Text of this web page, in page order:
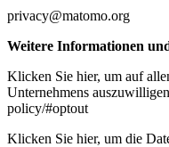
privacy@matomo.org
Weitere Informationen
Klicken Sie hier, um auf
Unternehmens
policy/#optout
Klicken Sie hier, um die